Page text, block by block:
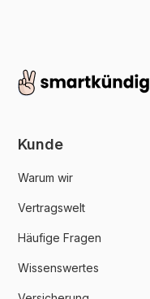
Kunde
Warum wir
Vertragswelt
Häufige Fragen
Wissenswertes